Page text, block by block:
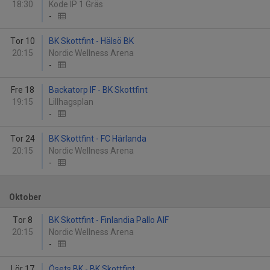
18:30
Kode IP 1 Gräs
-
Tor 10
20:15
BK Skottfint - Hälsö BK
Nordic Wellness Arena
-
Fre 18
19:15
Backatorp IF - BK Skottfint
Lillhagsplan
-
Tor 24
20:15
BK Skottfint - FC Härlanda
Nordic Wellness Arena
-
Oktober
Tor 8
20:15
BK Skottfint - Finlandia Pallo AIF
Nordic Wellness Arena
-